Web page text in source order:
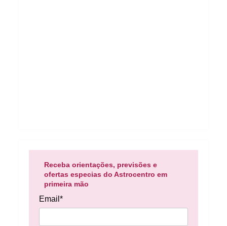
Receba orientações, previsões e
ofertas especias do Astrocentro em
primeira mão
Email*